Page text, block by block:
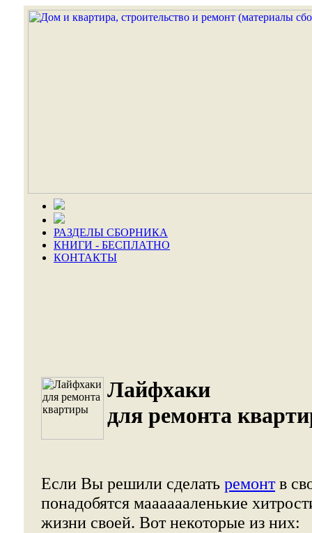
РАЗДЕЛЫ СБОРНИКА
КНИГИ - БЕСПЛАТНО
КОНТАКТЫ
Лайфхаки
для ремонта
Если Вы решили сделать ремонтв
понадобятся мааааааленькие
жизни своей. Вот некоторые из них: